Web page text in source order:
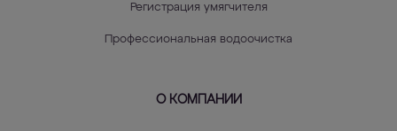
Регистрация умягчителя
Профессиональная водоочистка
О КОМПАНИИ